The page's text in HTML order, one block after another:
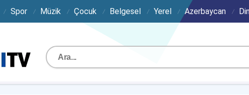
Spor Müzik Çocuk Belgesel Yerel Azerbaycan